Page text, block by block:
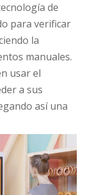
de
para verificar
la
manuales.
usar el
a sus
así una